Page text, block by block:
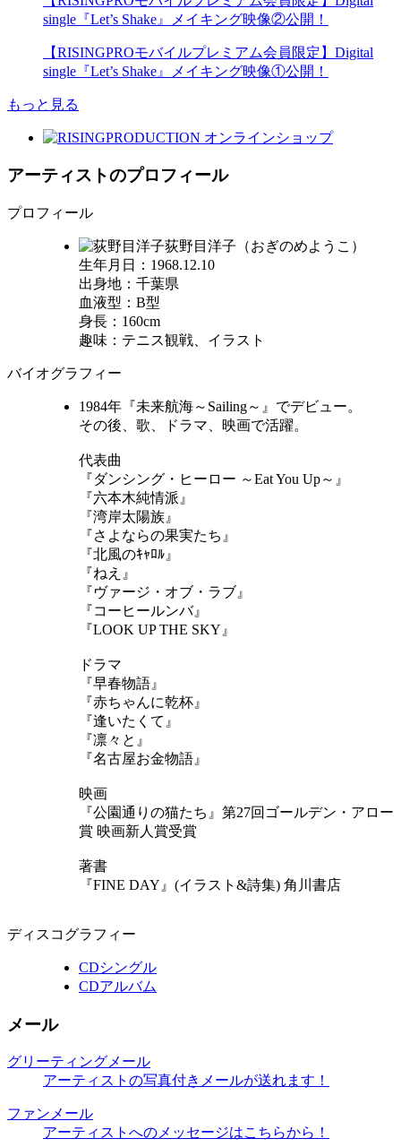
single『Let’s Shake』メイキング映像②公開！
【RISINGPROモバイルプレミアム会員限定】Digital
single『Let’s Shake』メイキング映像①公開！
もっと見る
アーティストのプロフィール
プロフィール
荻野目洋子（おぎのめようこ）
生年月日：1968.12.10
出身地：千葉県
血液型：B型
身長：160cm
趣味：テニス観戦、イラスト
バイオグラフィー
1984年『未来航海～Sailing～』でデビュー。
その後、歌、ドラマ、映画で活躍。
代表曲
『ダンシング・ヒーロー ～Eat You Up～』
『六本木純情派』
『湾岸太陽族』
『さよならの果実たち』
『北風のｷｬﾛﾙ』
『ねえ』
『ヴァージ・オブ・ラブ』
『コーヒールンバ』
『LOOK UP THE SKY』
ドラマ
『早春物語』
『赤ちゃんに乾杯』
『逢いたくて』
『凛々と』
『名古屋お金物語』
映画
『公園通りの猫たち』第27回ゴールデン・アロー
賞 映画新人賞受賞
著書
『FINE DAY』(イラスト&詩集) 角川書店
ディスコグラフィー
CDシングル
CDアルバム
メール
グリーティングメール
アーティストの写真付きメールが送れます！
ファンメール
アーティストへのメッセージはこちらから！